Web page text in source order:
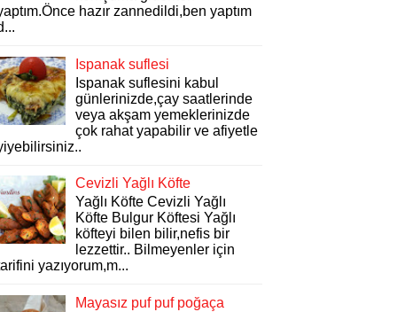
hazır zannedildi,ben yaptım
Ispanak suflesi
Ispanak suflesini kabul
günlerinizde,çay saatlerinde
veya akşam yemeklerinizde
çok rahat yapabilir ve afiyetle
Cevizli Yağlı Köfte
Yağlı Köfte Cevizli Yağlı
Köfte Bulgur Köftesi Yağlı
köfteyi bilen bilir,nefis bir
lezzettir.. Bilmeyenler için
yazıyorum,m...
Mayasız puf puf poğaça